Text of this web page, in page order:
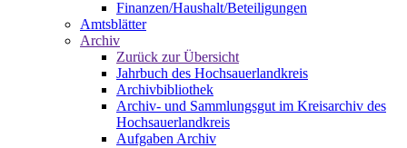
Finanzen/Haushalt/Beteiligungen
Amtsblätter
Archiv
Zurück zur Übersicht
Jahrbuch des Hochsauerlandkreis
Archivbibliothek
Archiv- und Sammlungsgut im Kreisarchiv des
Hochsauerlandkreis
Aufgaben Archiv